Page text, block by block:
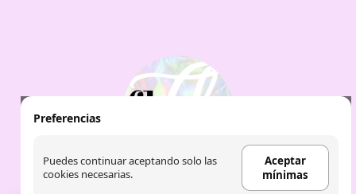
Preferencias
Puedes continuar aceptando solo las
cookies necesarias.
Aceptar
mínimas